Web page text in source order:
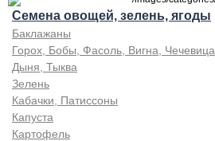
Семена овощей, зелень, ягоды
Баклажаны
Горох, Бобы, Фасоль, Вигна, Чечевица
Дыня, Тыква
Зелень
Кабачки, Патиссоны
Капуста
Картофель